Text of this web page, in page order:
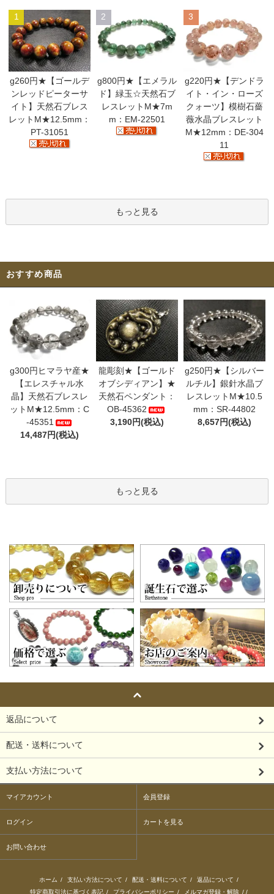
1
g260円★【ゴールデ
ンレッドピーターサ
イト】天然石ブレス
レットM★12.5mm：
PT-31051
2
g800円★【エメラル
ド】緑玉☆天然石ブ
レスレットM★7m
m：EM-22501
3
g220円★【デンドラ
イト・イン・ローズ
クォーツ】模樹石薔
薇水晶ブレスレット
M★12mm：DE-304
11
もっと見る
おすすめ商品
g300円ヒマラヤ産★
【エレスチャル水
晶】天然石ブレスレ
ットM★12.5mm：C
-45351
14,487円(税込)
龍彫刻★【ゴールド
オブシディアン】★
天然石ペンダント：
OB-45362
3,190円(税込)
g250円★【シルバー
ルチル】銀針水晶ブ
レスレットM★10.5
mm：SR-44802
8,657円(税込)
もっと見る
返品について
配送・送料について
支払い方法について
マイアカウント 会員登録
ログイン カートを見る
お問い合わせ
ホーム / 支払い方法について / 配送・送料について / 返品について /
特定商取引法に基づく表記 / プライバシーポリシー / メルマガ登録・解除 / /